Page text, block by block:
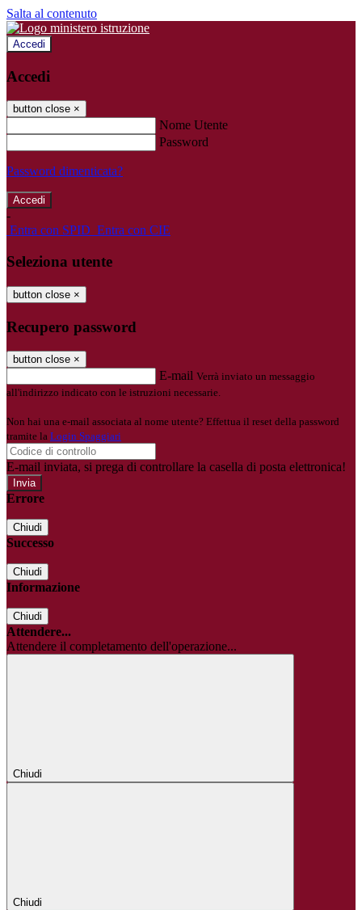
Salta al contenuto
Accedi
Accedi
button close ×
Nome Utente
Password
Password dimenticata?
-
Entra con SPID Entra con CIE
Seleziona utente
button close ×
Recupero password
button close ×
E-mail Verrà inviato un messaggio
all'indirizzo indicato con le istruzioni necessarie.
Non hai una e-mail associata al nome utente? Effettua il reset della password
tramite la Login Spaggiari
E-mail inviata, si prega di controllare la casella di posta elettronica!
Errore
Chiudi
Successo
Chiudi
Informazione
Chiudi
Attendere...
Attendere il completamento dell'operazione...
Chiudi
Chiudi